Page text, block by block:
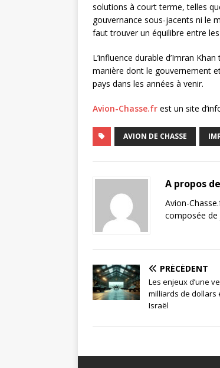
solutions à court terme, telles
gouvernance sous-jacents ni le
faut trouver un équilibre entre
L’influence durable d’Imran
manière dont le gouvernement
pays dans les années à venir.
Avion-Chasse.fr est un site
AVION DE CHASSE
A propos
Avion-
composée
PRÉCÉDENT
Les enjeux d’une
milliards de dollars
Israël